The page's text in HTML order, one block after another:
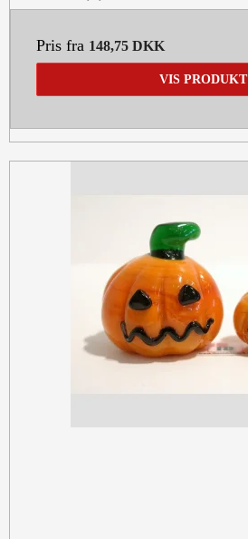
Pris fra 148,75 DKK
VIS PRODUKT